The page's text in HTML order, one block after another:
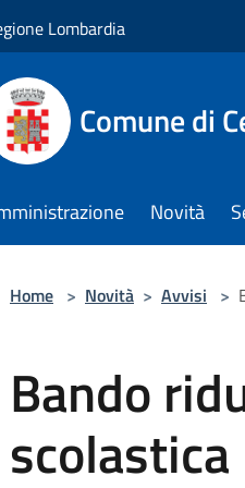
Lombardia
Comune di
Novità
Home > Novità > Avvisi >
Bando
scolastica